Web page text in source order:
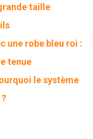
taille
une robe bleu roi :
tenue
le système